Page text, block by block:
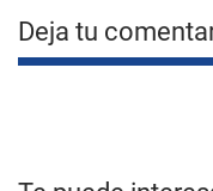
Deja tu